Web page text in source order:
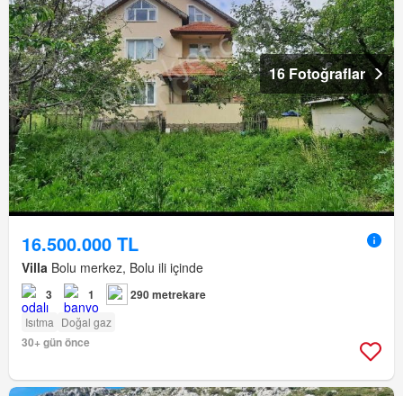
16 Fotoğraflar
16.500.000 TL
Villa Bolu merkez, Bolu ili içinde
3 1 290 metrekare
Isıtma Doğal gaz
30+ gün önce